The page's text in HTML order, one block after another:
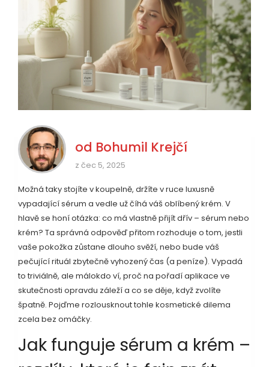
od Bohumil Krejčí
z čec 5, 2025
Možná taky stojíte v koupelně, držíte v ruce luxusně
vypadající sérum a vedle už číhá váš oblíbený krém. V
hlavě se honí otázka: co má vlastně přijít dřív – sérum nebo
krém? Ta správná odpověď přitom rozhoduje o tom, jestli
vaše pokožka zůstane dlouho svěží, nebo bude váš
pečující rituál zbytečně vyhozený čas (a peníze). Vypadá
to triviálně, ale málokdo ví, proč na pořadí aplikace ve
skutečnosti opravdu záleží a co se děje, když zvolíte
špatně. Pojďme rozlousknout tohle kosmetické dilema
zcela bez omáčky.
Jak funguje sérum a krém –